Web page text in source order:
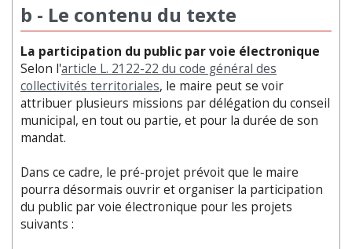
b - Le contenu du texte
La participation du public par voie électronique
Selon l'article L. 2122-22 du code général des
collectivités territoriales, le maire peut se voir
attribuer plusieurs missions par délégation du conseil
municipal, en tout ou partie, et pour la durée de son
mandat.
Dans ce cadre, le pré-projet prévoit que le maire
pourra désormais ouvrir et organiser la participation
du public par voie électronique pour les projets
suivants :